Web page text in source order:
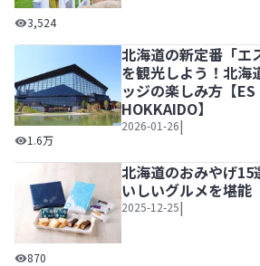
北海道のおすすめエリア トマム・
3,524
北海道の新定番「エスコンフィール
1.6万
北海道の新定番「エ
を観光しよう！北海
ッジの楽しみ方【ES
HOKKAIDO】
2026-01-26|
北海道のおみやげ15選！定番&最新の
870
北海道のおみやげ
いしいグルメを堪能
2025-12-25|